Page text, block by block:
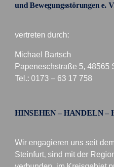
und Bewegungsstörungen e.
vertreten durch:
Michael Bartsch
Papeneschstraße 5, 48565
Tel.: 0173 – 63 17 758
HINSEHEN – HANDELN –
Wir engagieren uns seit
Steinfurt, sind mit der